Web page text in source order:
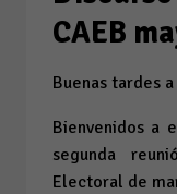
CAEB
Buenas tardes
Bienvenidos a
segunda
Electoral de